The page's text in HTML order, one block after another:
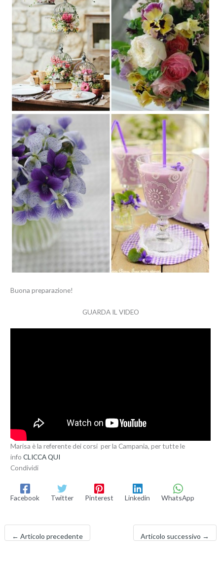
Buona preparazione!
GUARDA IL VIDEO
Marisa è la referente dei corsi per la Campania, per tutte le
infoCLICCA QUI
Condividi
Facebook Twitter Pinterest Linkedin WhatsApp
← Articolo precedente Articolo successivo →